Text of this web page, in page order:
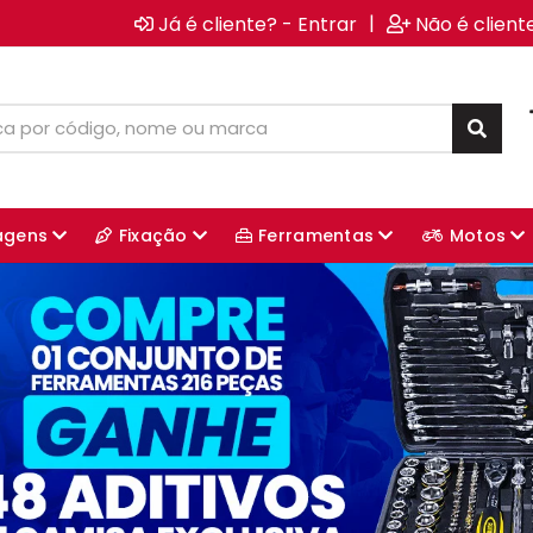
Já é cliente? - Entrar | Não é
Fixação Ferramentas Motos